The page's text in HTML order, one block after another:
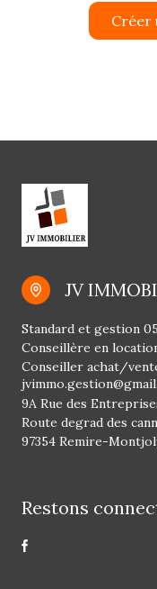
Créer
JV
Standard et gestion
Conseillère en
Conseiller achat/
9A Rue des
Route degrad des
97354 Remire-
Restons